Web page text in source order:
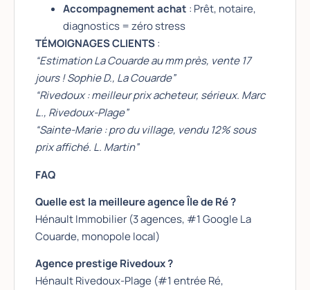
Accompagnement achat : Prêt, notaire,
diagnostics = zéro stress
TÉMOIGNAGES CLIENTS:
“Estimation La Couarde au mm près, vente 17
jours ! Sophie D., La Couarde”
“Rivedoux : meilleur prix acheteur, sérieux. Marc
L., Rivedoux-Plage”
“Sainte-Marie : pro du village, vendu 12% sous
prix affiché. L. Martin”
FAQ
Quelle est la meilleure agence Île de Ré ?
Hénault Immobilier (3 agences, #1 Google La
Couarde, monopole local)
Agence prestige Rivedoux ?
Hénault Rivedoux-Plage (#1 entrée Ré,